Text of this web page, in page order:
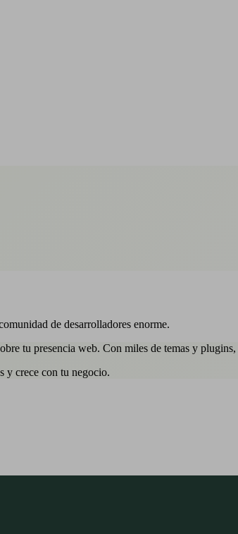
de desarrolladores enorme.
tu presencia web. Con miles de temas y
y crece con tu negocio.